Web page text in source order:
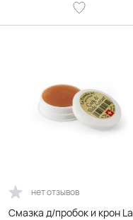
нет отзывов
Смазка д/пробок и крон La